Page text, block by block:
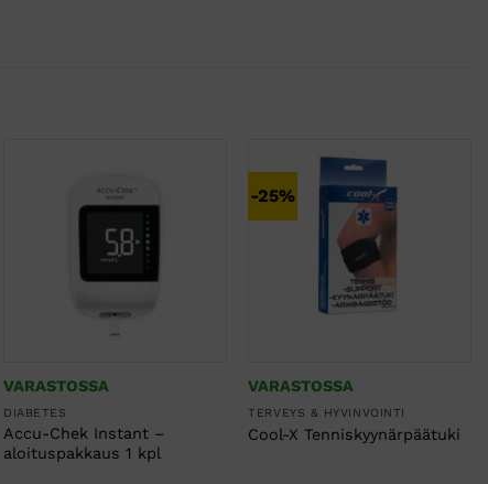
VARASTOSSA
DIABETES
Accu-Chek Instant –
aloituspakkaus 1 kpl
-25%
VARASTOSSA
TERVEYS & HYVINVOINTI
Cool-X Tenniskyynärpäätuki